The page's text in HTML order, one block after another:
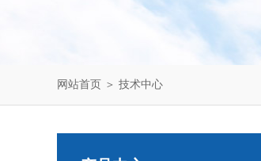
网站首页 ＞ 技术中心